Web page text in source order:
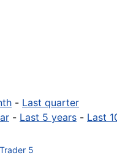
- Last quarter
- Last 5 years - Last
5